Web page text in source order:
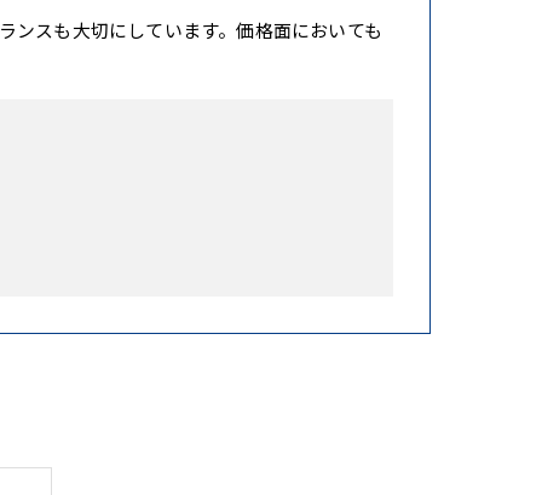
ンスも大切にしています。価格面においても